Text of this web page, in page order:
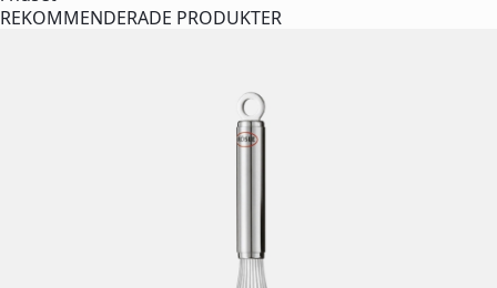
REKOMMENDERADE PRODUKTER